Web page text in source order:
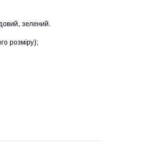
зелений.
розміру);